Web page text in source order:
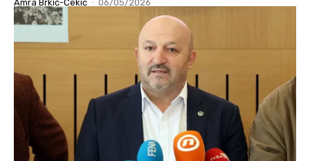
Amra Brkić-Čekić - 06/05/2026